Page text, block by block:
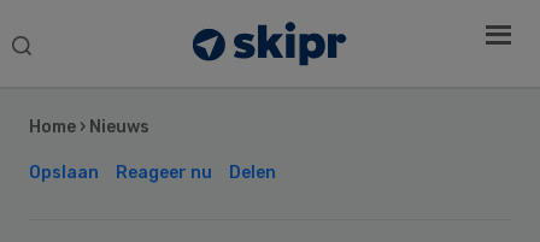
Search
Home › Nieuws
Opslaan Reageer nu Delen
Sidebar